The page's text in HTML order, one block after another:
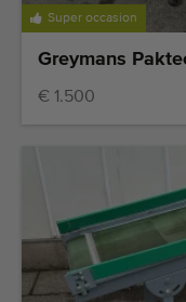
Super occasion
Greymans
€ 1.500